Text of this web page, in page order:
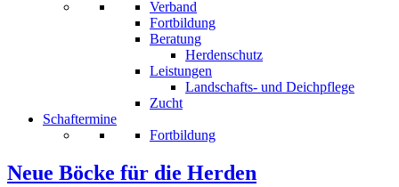
Verband
Fortbildung
Beratung
Herdenschutz
Leistungen
Landschafts- und Deichpflege
Zucht
Schaftermine
Fortbildung
Neue Böcke für die Herden